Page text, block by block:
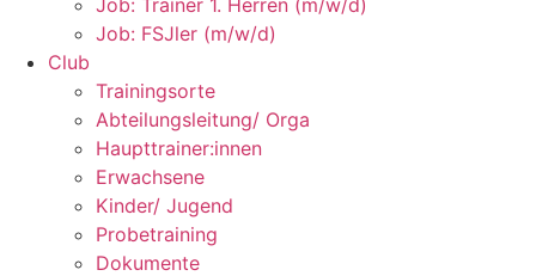
Job: Trainer 1. Herren (m/w/d)
Job: FSJler (m/w/d)
Club
Trainingsorte
Abteilungsleitung/ Orga
Haupttrainer:innen
Erwachsene
Kinder/ Jugend
Probetraining
Dokumente